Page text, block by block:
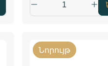
Նորույթ